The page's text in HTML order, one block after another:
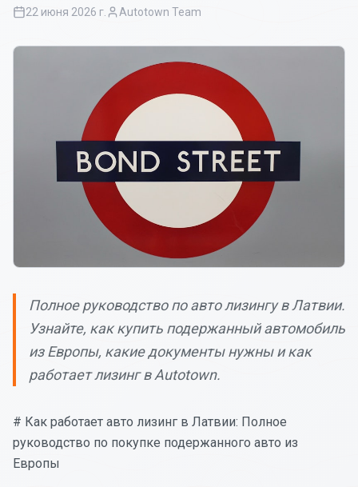
22 июня 2026 г. Autotown Team
Полное руководство по авто лизингу в Латвии.
Узнайте, как купить подержанный автомобиль
из Европы, какие документы нужны и как
работает лизинг в Autotown.
# Как работает авто лизинг в Латвии: Полное
руководство по покупке подержанного авто из
Европы